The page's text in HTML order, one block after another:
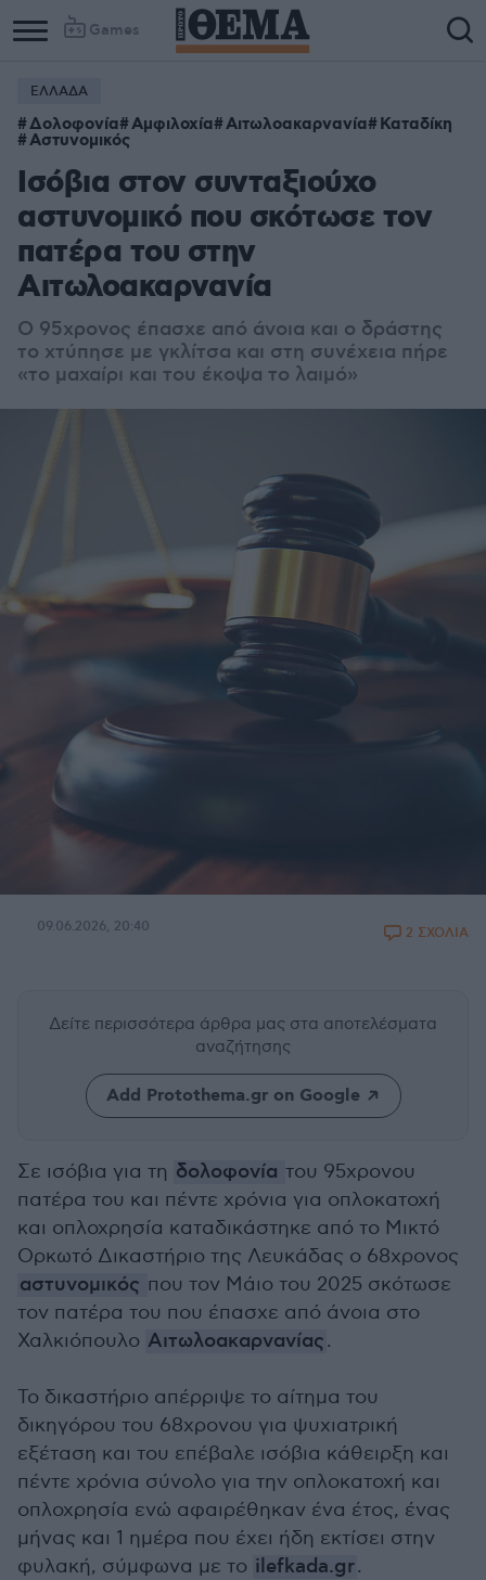
Games
ΕΛΛΑΔΑ
Δολοφονία Αμφιλοχία Αιτωλοακαρνανία Καταδίκη
Αστυνομικός
Ισόβια στον συνταξιούχο
αστυνομικό που σκότωσε τον
πατέρα του στην
Αιτωλοακαρνανία
O 95χρονος έπασχε από άνοια και ο δράστης
το χτύπησε με γκλίτσα και στη συνέχεια πήρε
«το μαχαίρι και του έκοψα το λαιμό»
09.06.2026, 20:40 2 ΣΧΟΛΙΑ
Δείτε περισσότερα άρθρα μας στα αποτελέσματα
αναζήτησης
Add Protothema.gr on Google
Σε ισόβια για τη δολοφονία του 95χρονου
πατέρα του και πέντε χρόνια για οπλοκατοχή
και οπλοχρησία καταδικάστηκε από το Μικτό
Ορκωτό Δικαστήριο της Λευκάδας ο 68χρονος
αστυνομικός που τον Μάιο του 2025 σκότωσε
τον πατέρα του που έπασχε από άνοια στο
Χαλκιόπουλο Αιτωλοακαρνανίας.
Το δικαστήριο απέρριψε το αίτημα του
δικηγόρου του 68χρονου για ψυχιατρική
εξέταση και του επέβαλε ισόβια κάθειρξη και
πέντε χρόνια σύνολο για την οπλοκατοχή και
οπλοχρησία ενώ αφαιρέθηκαν ένα έτος, ένας
μήνας και 1 ημέρα που έχει ήδη εκτίσει στην
φυλακή, σύμφωνα με το ilefkada.gr.